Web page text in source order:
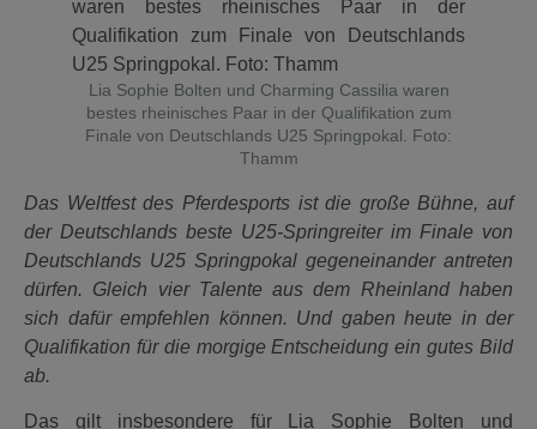
Lia Sophie Bolten und Charming Cassilia waren
bestes rheinisches Paar in der Qualifikation zum
Finale von Deutschlands U25 Springpokal. Foto:
Thamm
Das Weltfest des Pferdesports ist die große Bühne, auf
der Deutschlands beste U25-Springreiter im Finale von
Deutschlands U25 Springpokal gegeneinander antreten
dürfen. Gleich vier Talente aus dem Rheinland haben
sich dafür empfehlen können. Und gaben heute in der
Qualifikation für die morgige Entscheidung ein gutes Bild
ab.
Das gilt insbesondere für Lia Sophie Bolten und